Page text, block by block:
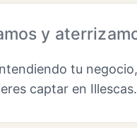
y
tu
captar en Illescas.